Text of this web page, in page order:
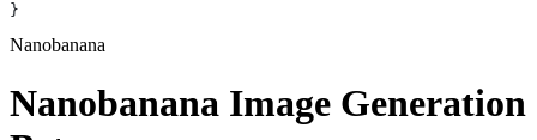
}
Nanobanana
Nanobanana Image Generation